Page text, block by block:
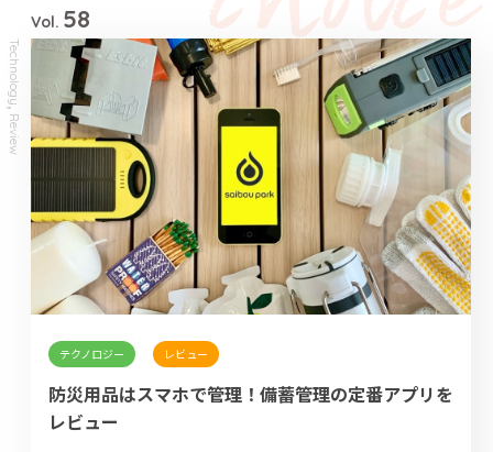
Technology
,
Review
Vol. 58
テクノロジー レビュー
防災用品はスマホで管理！備蓄管理の定番アプリを
レビュー